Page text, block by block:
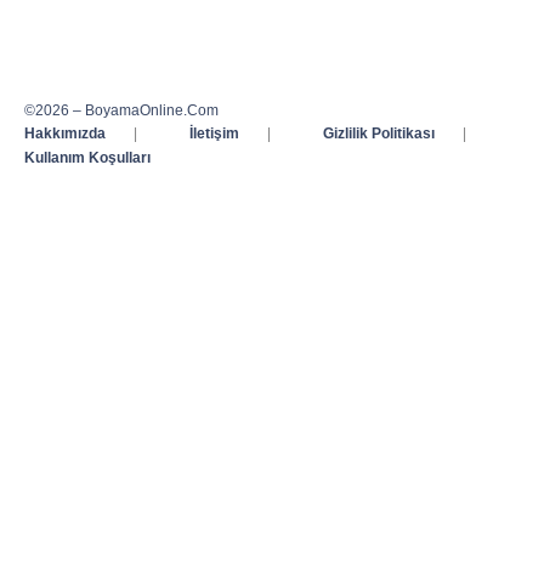
©2026 – BoyamaOnline.Com
Hakkımızda
| İletişim | Gizlilik Politikası
|
Kullanım Koşulları